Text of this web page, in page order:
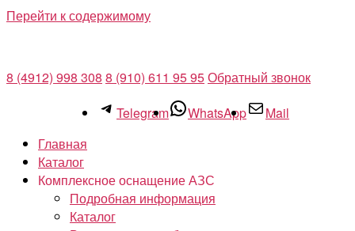
Перейти к содержимому
8 (4912) 998 308 8 (910) 611 95 95Обратный звонок
Telegram
WhatsApp
Mail
Главная
Каталог
Комплексное оснащение АЗС
Подробная информация
Каталог